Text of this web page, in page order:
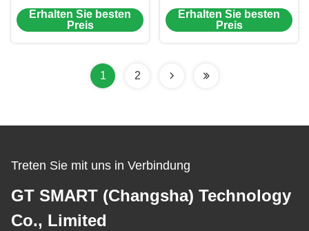
A-610D-Standard 1,6
mm-3,2 mm
Erhalten Sie besten
Preis
mit HASL-
Oberflächenveredelung
Erhalten Sie besten
Preis
1 2
Treten Sie mit uns in Verbindung
GT SMART (Changsha) Technology
Co., Limited